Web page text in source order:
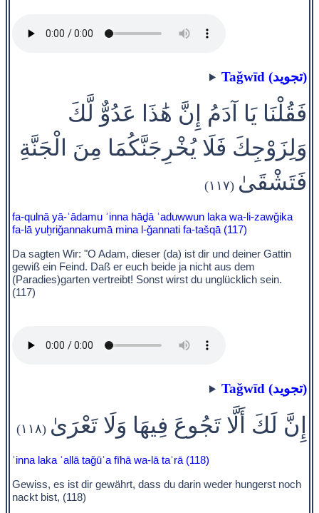
Taǧwīd (تجويد)
فَقُلْنَا يَا آدَمُ إِنَّ هَٰذَا عَدُوٌّ لَّكَ
وَلِزَوْجِكَ فَلَا يُخْرِجَنَّكُمَا مِنَ الْجَنَّةِ
فَتَشْقَىٰ (١١٧)
fa-qulnā yā-ʾādamu ʾinna hāḏā ʿaduwwun laka wa-li-zawǧika
fa-lā yuḫriǧannakumā mina l-ǧannati fa-tašqā (117)
Da sagten Wir: "O Adam, dieser (da) ist dir und deiner Gattin
gewiß ein Feind. Daß er euch beide ja nicht aus dem
(Paradies)garten vertreibt! Sonst wirst du unglücklich sein.
(117)
Taǧwīd (تجويد)
إِنَّ لَكَ أَلَّا تَجُوعَ فِيهَا وَلَا تَعْرَىٰ (١١٨)
ʾinna laka ʾallā taǧūʿa fīhā wa-lā taʿrā (118)
Gewiss, es ist dir gewährt, dass du darin weder hungerst noch
nackt bist, (118)